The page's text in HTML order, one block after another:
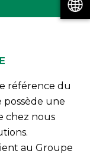
référence du
une
chez nous
au Groupe